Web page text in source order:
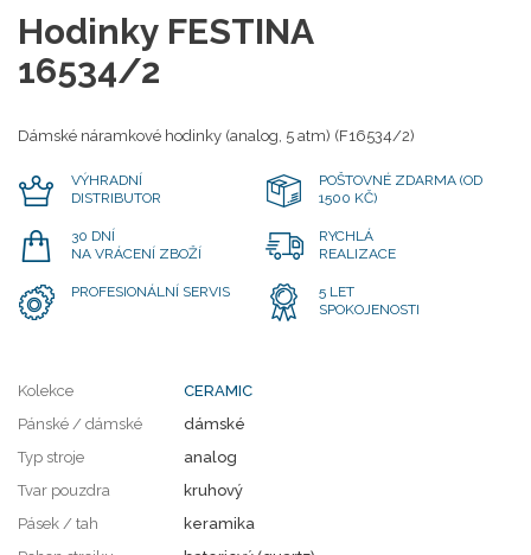
Hodinky FESTINA
16534/2
Dámské náramkové hodinky (analog, 5 atm) (F16534/2)
VÝHRADNÍ
DISTRIBUTOR
POŠTOVNÉ ZDARMA (OD
1500 KČ)
30 DNÍ
NA VRÁCENÍ ZBOŽÍ
RYCHLÁ
REALIZACE
PROFESIONÁLNÍ SERVIS
5 LET
SPOKOJENOSTI
Kolekce
CERAMIC
Pánské / dámské
dámské
Typ stroje
analog
Tvar pouzdra
kruhový
Pásek / tah
keramika